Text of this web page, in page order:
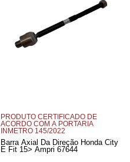
PRODUTO CERTIFICADO DE
ACORDO COM A PORTARIA
INMETRO 145/2022
Barra Axial Da Direção Honda City
E Fit 15> Ampri 67644